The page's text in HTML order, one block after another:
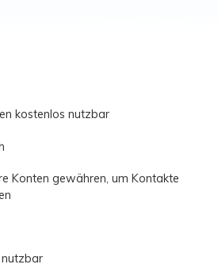
kostenlos nutzbar
Konten gewähren, um Kontakte
nutzbar